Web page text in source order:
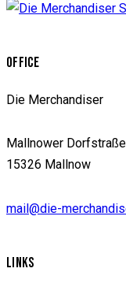
werden
OFFICE
Die Merchandiser
Mallnower
15326 Mallnow
mail@die-
LINKS